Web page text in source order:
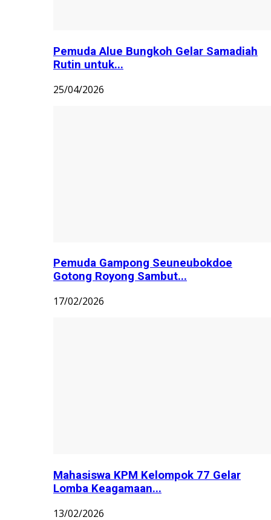
Pemuda Alue Bungkoh Gelar Samadiah
Rutin untuk...
25/04/2026
Pemuda Gampong Seuneubokdoe
Gotong Royong Sambut...
17/02/2026
Mahasiswa KPM Kelompok 77 Gelar
Lomba Keagamaan...
13/02/2026